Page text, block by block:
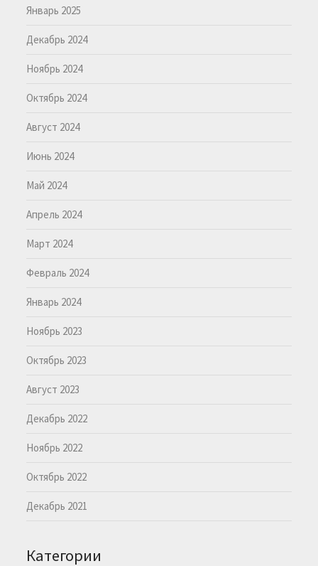
Январь 2025
Декабрь 2024
Ноябрь 2024
Октябрь 2024
Август 2024
Июнь 2024
Май 2024
Апрель 2024
Март 2024
Февраль 2024
Январь 2024
Ноябрь 2023
Октябрь 2023
Август 2023
Декабрь 2022
Ноябрь 2022
Октябрь 2022
Декабрь 2021
Категории